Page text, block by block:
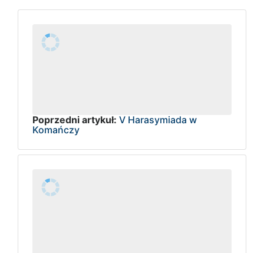
Poprzedni artykuł: V Harasymiada w
Komańczy